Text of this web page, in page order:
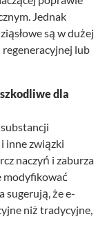
Jednak
są w dużej
lub
dla
inne związki
naczyń i zaburza
modyfikować
sugerują, że e-
niż tradycyjne,